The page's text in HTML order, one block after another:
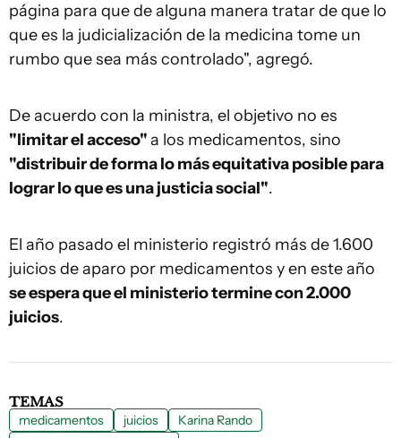
página para que de alguna manera tratar de que lo
que es la judicialización de la medicina tome un
rumbo que sea más controlado", agregó.
De acuerdo con la ministra, el objetivo no es
"limitar el acceso"a los medicamentos, sino
"distribuir de forma lo más equitativa posible para
lograr lo que es una justicia social".
El año pasado el ministerio registró más de 1.600
juicios de aparo por medicamentos y en este año
se espera que el ministerio termine con 2.000
juicios.
TEMAS
medicamentos juicios
Karina Rando